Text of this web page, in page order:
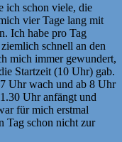
ich schon viele, die
vier Tage lang mit
Ich habe pro Tag
schnell an den
mich immer gewundert,
Startzeit (10 Uhr) gab.
Uhr wach und ab 8 Uhr
Uhr anfängt und
für mich erstmal
Tag schon nicht zur